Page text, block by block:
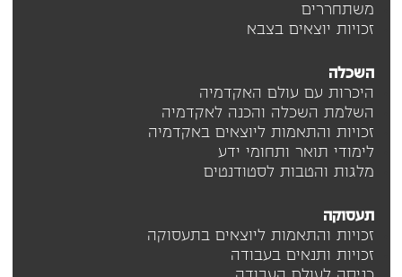
משתחררים
זכויות יוצאים בצבא
השכלה
היכרות עם עולם האקדמיה
השלמת השכלה והכנה לאקדמיה
זכויות והתאמות ליוצאים באקדמיה
לימודי תואר ותחומי ידע
מלגות והטבות לסטודנטים
תעסוקה
זכויות והתאמות ליוצאים בתעסוקה
זכויות ותנאים בעבודה